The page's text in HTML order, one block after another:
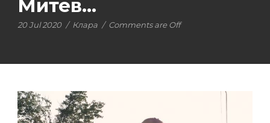
Митев…
20 Jul 2020 / Клара / Comments are Off